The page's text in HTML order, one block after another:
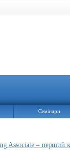
Семінари
Associate – перший